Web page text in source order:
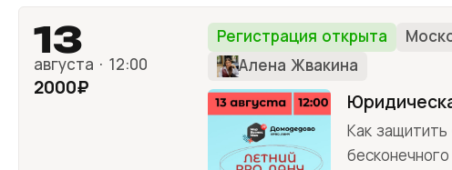
13
августа · 12:00
2000₽
Регистрация открыта
Алена Жвакина
Как